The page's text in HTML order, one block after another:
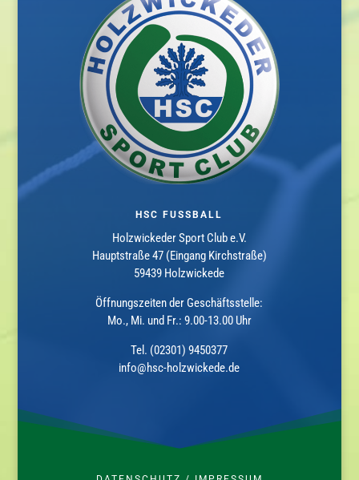
HSC FUSSBALL
Holzwickeder Sport Club e.V.
Hauptstraße 47 (Eingang Kirchstraße)
59439 Holzwickede
Öffnungszeiten der Geschäftsstelle:
Mo., Mi. und Fr.: 9.00-13.00 Uhr
Tel. (02301) 9450377
info@hsc-holzwickede.de